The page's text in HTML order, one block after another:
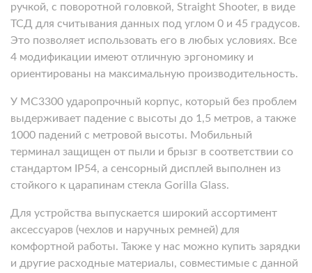
ручкой, с поворотной головкой, Straight Shooter, в виде
ТСД для считывания данных под углом 0 и 45 градусов.
Это позволяет использовать его в любых условиях. Все
4 модификации имеют отличную эргономику и
ориентированы на максимальную производительность.
У MC3300 ударопрочный корпус, который без проблем
выдерживает падение с высоты до 1,5 метров, а также
1000 падений с метровой высоты. Мобильный
терминал защищен от пыли и брызг в соответствии со
стандартом IP54, а сенсорный дисплей выполнен из
стойкого к царапинам стекла Gorilla Glass.
Для устройства выпускается широкий ассортимент
аксессуаров (чехлов и наручных ремней) для
комфортной работы. Также у нас можно купить зарядки
и другие расходные материалы, совместимые с данной